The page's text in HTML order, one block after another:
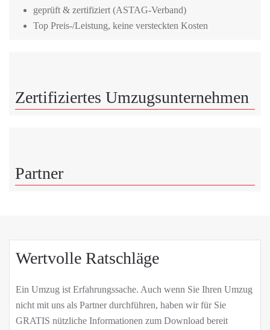
geprüft & zertifiziert (ASTAG-Verband)
Top Preis-/Leistung, keine versteckten Kosten
Zertifiziertes Umzugsunternehmen
Partner
Wertvolle Ratschläge
Ein Umzug ist Erfahrungssache. Auch wenn Sie Ihren Umzug
nicht mit uns als Partner durchführen, haben wir für Sie
GRATIS nützliche Informationen zum Download bereit